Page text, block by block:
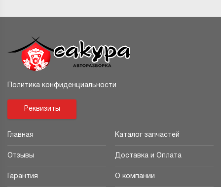
Политика конфиденциальности
Реквизиты
Главная Каталог запчастей
Отзывы Доставка и Оплата
Гарантия О компании